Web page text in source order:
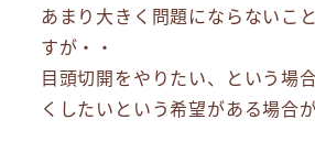
あまり大きく問題にならないこ
すが・・
目頭切開をやりたい、という場
くしたいという希望がある場合